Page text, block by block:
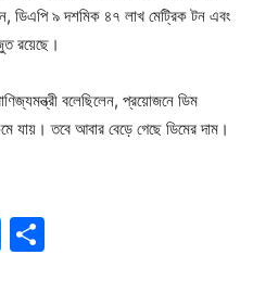
ডিএপি ৯ দশমিক ৪৭ লাখ মেট্রিক টন এবং
রয়েছে।
বলেছিলেন, প্রয়োজনে ডিম
যায়। তবে আবার বেড়ে গেছে ডিমের দাম।
Messenger